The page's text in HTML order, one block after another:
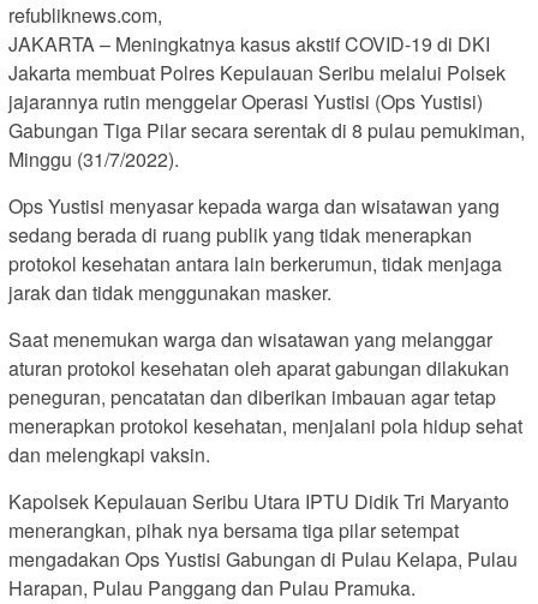
refubliknews.com,
JAKARTA – Meningkatnya kasus akstif COVID-19 di DKI
Jakarta membuat Polres Kepulauan Seribu melalui Polsek
jajarannya rutin menggelar Operasi Yustisi (Ops Yustisi)
Gabungan Tiga Pilar secara serentak di 8 pulau pemukiman,
Minggu (31/7/2022).
Ops Yustisi menyasar kepada warga dan wisatawan yang
sedang berada di ruang publik yang tidak menerapkan
protokol kesehatan antara lain berkerumun, tidak menjaga
jarak dan tidak menggunakan masker.
Saat menemukan warga dan wisatawan yang melanggar
aturan protokol kesehatan oleh aparat gabungan dilakukan
peneguran, pencatatan dan diberikan imbauan agar tetap
menerapkan protokol kesehatan, menjalani pola hidup sehat
dan melengkapi vaksin.
Kapolsek Kepulauan Seribu Utara IPTU Didik Tri Maryanto
menerangkan, pihak nya bersama tiga pilar setempat
mengadakan Ops Yustisi Gabungan di Pulau Kelapa, Pulau
Harapan, Pulau Panggang dan Pulau Pramuka.